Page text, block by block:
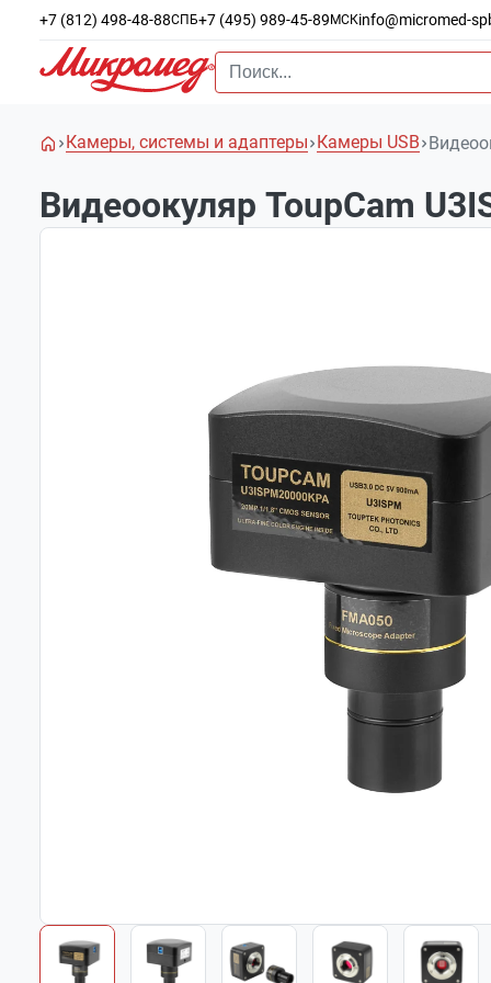
+7 (812) 498-48-88СПБ+7 (495) 989-45-89 МСКinfo@micromed-
Камеры, системы и адаптеры Камеры USB
Видеоокуляр ToupCam